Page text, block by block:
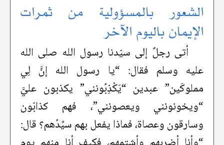
الشعور بالمسؤولية من ثمرات
الإيمان باليوم الآخر
أتى رجلٌ إلى سيّدنا رسول الله صلى الله
عليه وسلم فقال: “يا رسول الله إنَّ لِي
مملوكَين” عبدين “يَكْذِبُونني” يكذبون عليَّ
“ويخونونني ويعصونني”، فهم كذابّون
وسارقون وعصاة، فماذا يفعل بهم سيِّدُهم؟ قال: